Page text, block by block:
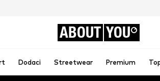
ABOUT YOU
Dodaci Streetwear Premium